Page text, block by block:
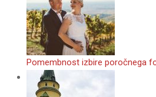
Pomembnost izbire poročnega